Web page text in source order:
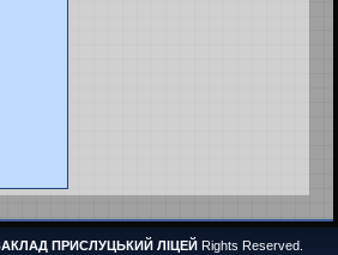
ПРИСЛУЦЬКИЙ ЛІЦЕЙRights Reserved.